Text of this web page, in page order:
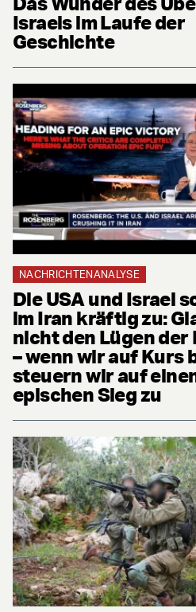
Israels im Laufe der
Geschichte
NACHRICHTENANALYSE
Die USA und Israel
im Iran kräftig zu:
nicht den Lügen der
– wenn wir auf Kurs
steuern wir auf
epischen Sieg zu